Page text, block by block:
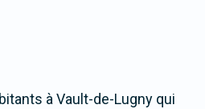
à Vault-de-Lugny qui